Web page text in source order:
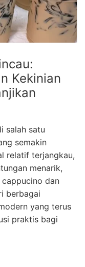
Kekinian
salah satu
semakin
relatif terjangkau,
menarik,
dan
berbagai
yang terus
praktis bagi